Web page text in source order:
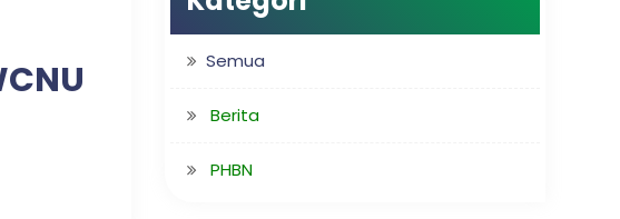
Semua
Berita
PHBN